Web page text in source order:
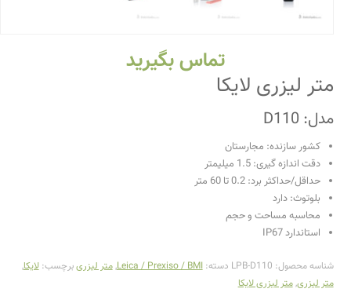
تماس بگیرید
متر لیزری لایکا
مدل: D110
کشور سازنده: مجارستان
دقت اندازه گیری: 1.5 میلیمتر
حداقل/حداکثر برد: 0.2 تا 60 متر
بلوتوث: دارد
محاسبه مساحت و حجم
استاندارد IP67
شناسه محصول: LPB-D110 دسته:Leica / Prexiso / BMI
,متر لیزریبرچسب:لایکا,
متر لیزری,متر لیزری لایکا